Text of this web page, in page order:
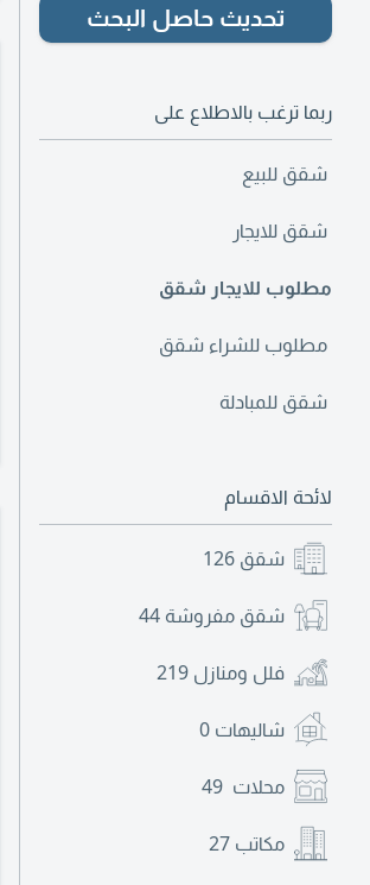
تحديث حاصل البحث
ربما ترغب بالاطلاع على
شقق للبيع
شقق للايجار
مطلوب للايجار شقق
مطلوب للشراء شقق
شقق للمبادلة
لائحة الاقسام
شقق 126
شقق مفروشة 44
فلل ومنازل 219
شاليهات 0
محلات 49
مكاتب 27